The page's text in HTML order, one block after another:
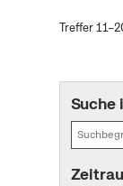
Treffer
Suche